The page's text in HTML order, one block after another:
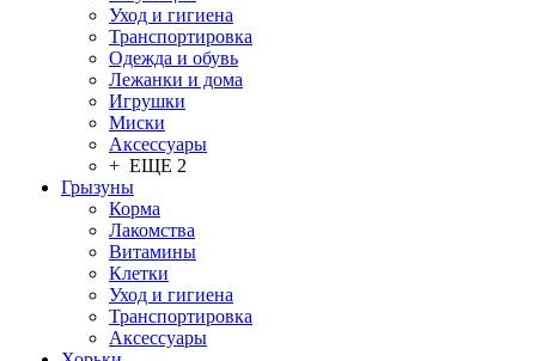
Уход и гигиена
Транспортировка
Одежда и обувь
Лежанки и дома
Игрушки
Миски
Аксессуары
+ ЕЩЕ 2
Грызуны
Корма
Лакомства
Витамины
Клетки
Уход и гигиена
Транспортировка
Аксессуары